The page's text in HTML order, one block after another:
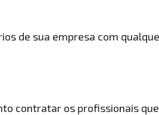
de sua empresa com
contratar os profissionais